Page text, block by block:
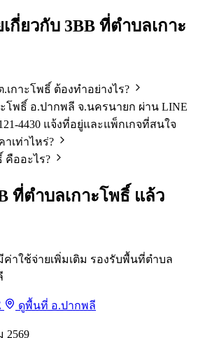
กี่ยวกับ 3BB ที่ตำบลเกาะ
เกาะโพธิ์ ต้องทำอย่างไร?
โพธิ์ อ.ปากพลี จ.นครนายก ผ่าน LINE
4430 แจ้งที่อยู่และแพ็กเกจที่สนใจ
าเท่าไหร่?
คืออะไร?
ที่ตำบลเกาะโพธิ์ แล้ว
าใช้จ่ายเพิ่มเติม รองรับพื้นที่ตำบล
ดูพื้นที่ อ.ปากพลี
2569